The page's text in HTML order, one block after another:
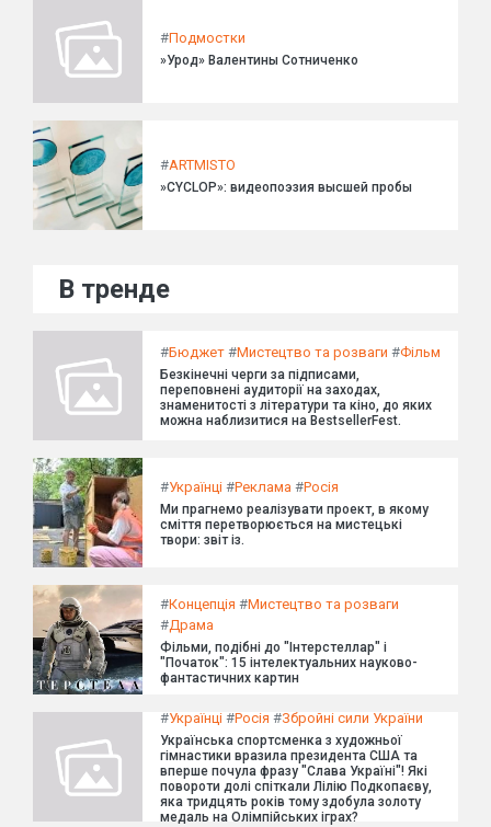
#Подмостки
»Урод» Валентины Сотниченко
#ARTMISTO
»CYCLOP»: видеопоэзия высшей пробы
В тренде
#Бюджет #Мистецтво та розваги #Фільм
Безкінечні черги за підписами,
переповнені аудиторії на заходах,
знаменитості з літератури та кіно, до яких
можна наблизитися на BestsellerFest.
#Українці #Реклама #Росія
Ми прагнемо реалізувати проект, в якому
сміття перетворюється на мистецькі
твори: звіт із.
#Концепція #Мистецтво та розваги
#Драма
Фільми, подібні до "Інтерстеллар" і
"Початок": 15 інтелектуальних науково-
фантастичних картин
#Українці #Росія #Збройні сили України
Українська спортсменка з художньої
гімнастики вразила президента США та
вперше почула фразу "Слава Україні"! Які
повороти долі спіткали Лілію Подкопаєву,
яка тридцять років тому здобула золоту
медаль на Олімпійських іграх?